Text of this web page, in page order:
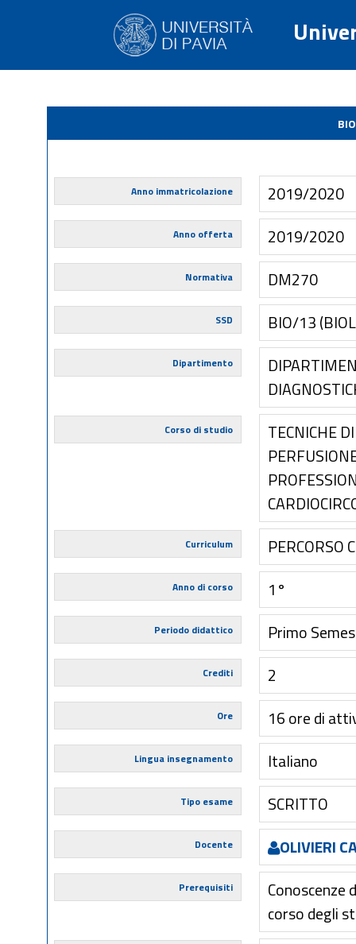
Anno immatricolazione 2019/2020
Anno offerta 2019/2020
Normativa DM270
SSD BIO/13
Dipartimento
Corso di studio
TECNICHE
Curriculum PERCORSO
Anno di corso 1°
Periodo didattico Primo
Crediti 2
Ore 16 ore di
Lingua insegnamento Italiano
Tipo esame SCRITTO
Docente OLIVIERI
Prerequisiti
Conoscenze
corso degli